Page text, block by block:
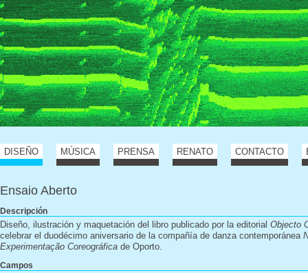
DISEÑO MÚSICA PRENSA RENATO CONTACTO
Ensaio Aberto
Descripción
Diseño, ilustración y maquetación del libro publicado por la editorial Objecto
celebrar el duodécimo aniversario de la compañía de danza contemporánea
Experimentação Coreográfica de Oporto.
Campos